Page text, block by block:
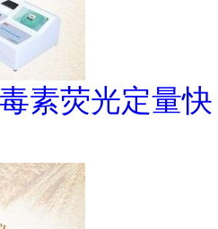
素荧光定量快